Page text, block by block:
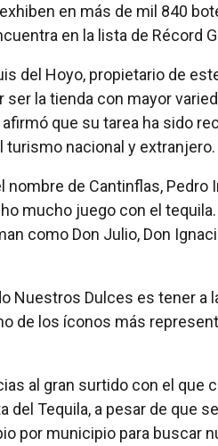
en más de mil 840
en la lista de Récord
del Hoyo, propietario de
la tienda con mayor
que su tarea ha sido
turismo nacional y extranjero.
de Cantinflas, Pedro
mucho juego con el
como Don Julio, Don
Nuestros Dulces es tener a
de los íconos más
al gran surtido con el que
del Tequila, a pesar de que
por municipio para buscar